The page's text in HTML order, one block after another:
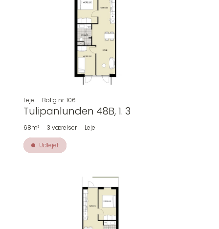
Leje Bolig nr. 106
Tulipanlunden 48B, 1. 3
68m² 3 værelser Leje
Udlejet